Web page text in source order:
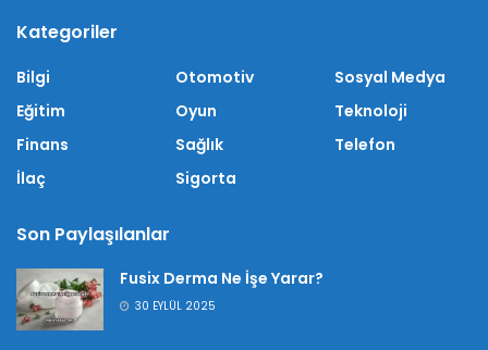
Kategoriler
Bilgi
Eğitim
Finans
İlaç
Otomotiv
Oyun
Sağlık
Sigorta
Sosyal Medya
Teknoloji
Telefon
Son Paylaşılanlar
Fusix Derma Ne İşe Yarar?
30 EYLÜL 2025